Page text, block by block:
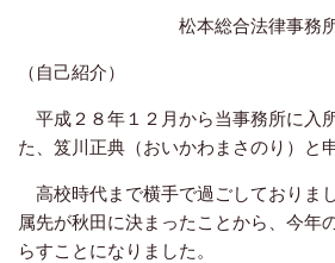
松本総合法律事務所
（自己紹介）
平成２８年１２月から当事務所に入
た、笈川正典（おいかわまさのり）と
高校時代まで横手で過ごしておりま
属先が秋田に決まったことから、今年
らすことになりました。